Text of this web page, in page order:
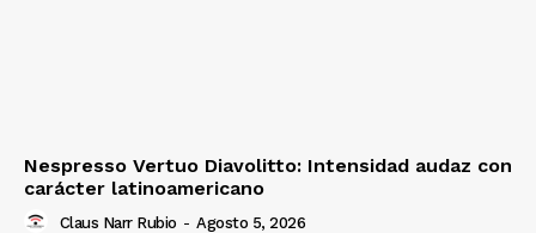
Nespresso Vertuo Diavolitto: Intensidad audaz con
carácter latinoamericano
Claus Narr Rubio - Agosto 5, 2026